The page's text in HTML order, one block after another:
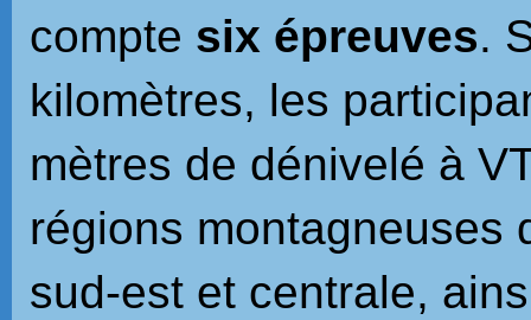
compte six épreuves.
kilomètres, les
mètres de dénivelé à
régions montagneuses
sud-est et centrale,